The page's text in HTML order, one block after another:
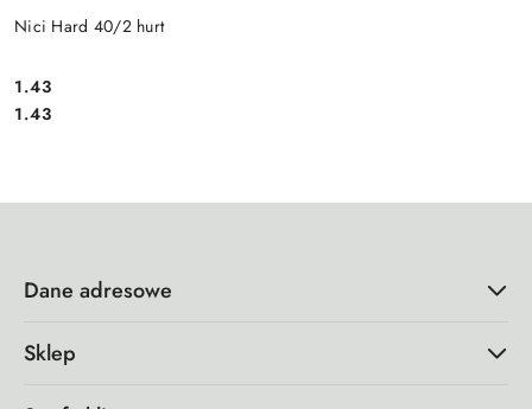
Nici Hard 40/2 hurt
Cena:
1.43
Cena:
1.43
Dane adresowe
Sklep